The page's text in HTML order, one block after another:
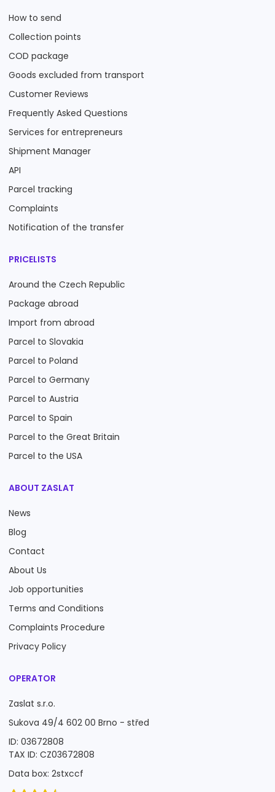
How to send
Collection points
COD package
Goods excluded from transport
Customer Reviews
Frequently Asked Questions
Services for entrepreneurs
Shipment Manager
API
Parcel tracking
Complaints
Notification of the transfer
PRICELISTS
Around the Czech Republic
Package abroad
Import from abroad
Parcel to Slovakia
Parcel to Poland
Parcel to Germany
Parcel to Austria
Parcel to Spain
Parcel to the Great Britain
Parcel to the USA
ABOUT ZASLAT
News
Blog
Contact
About Us
Job opportunities
Terms and Conditions
Complaints Procedure
Privacy Policy
OPERATOR
Zaslat s.r.o.
Sukova 49/4 602 00 Brno - střed
ID: 03672808
TAX ID: CZ03672808
Data box: 2stxccf